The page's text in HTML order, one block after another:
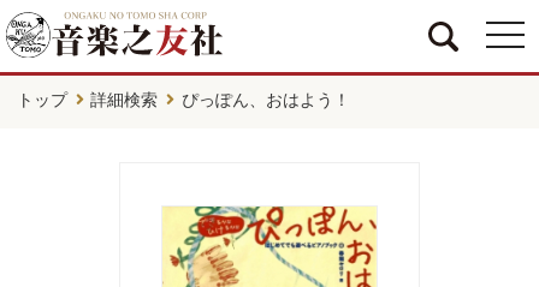
トップ 詳細検索 ぴっぽん、おはよう！